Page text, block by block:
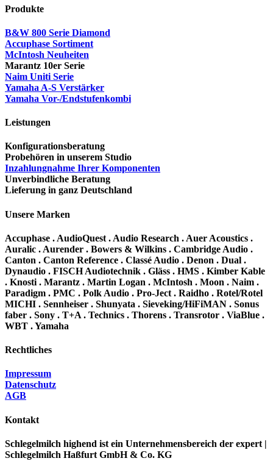
Produkte
B&W 800 Serie Diamond
Accuphase Sortiment
McIntosh Neuheiten
Marantz 10er Serie
Naim Uniti Serie
Yamaha A-S Verstärker
Yamaha Vor-/Endstufenkombi
Leistungen
Konfigurationsberatung
Probehören in unserem Studio
Inzahlungnahme Ihrer Komponenten
Unverbindliche Beratung
Lieferung in ganz Deutschland
Unsere Marken
Accuphase . AudioQuest . Audio Research . Auer Acoustics .
Auralic . Aurender . Bowers & Wilkins . Cambridge Audio .
Canton . Canton Reference . Classé Audio . Denon . Dual .
Dynaudio . FISCH Audiotechnik . Gläss . HMS . Kimber Kable
. Knosti . Marantz . Martin Logan . McIntosh . Moon . Naim .
Paradigm . PMC . Polk Audio . Pro-Ject . Raidho . Rotel/Rotel
MICHI . Sennheiser . Shunyata . Sieveking/HiFiMAN . Sonus
faber . Sony . T+A . Technics . Thorens . Transrotor . ViaBlue .
WBT . Yamaha
Rechtliches
Impressum
Datenschutz
AGB
Kontakt
Schlegelmilch highend ist ein Unternehmensbereich der expert |
Schlegelmilch Haßfurt GmbH & Co. KG